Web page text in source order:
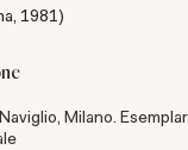
1981)
Milano.